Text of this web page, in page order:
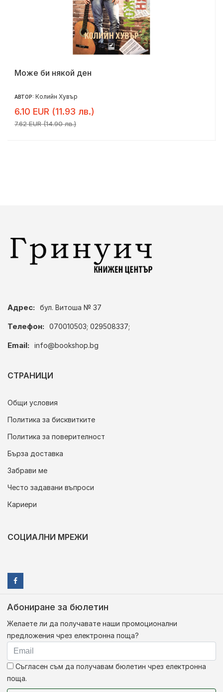
Може би някой ден
АВТОР: Колийн Хувър
6.10 EUR (11.93 лв.)
7.62 EUR (14.90 лв.)
Адрес: бул. Витоша № 37
Телефон: 070010503; 029508337;
Email: info@bookshop.bg
СТРАНИЦИ
Общи условия
Политика за бисквитките
Политика за поверителност
Бърза доставка
Забрави ме
Често задавани въпроси
Кариери
СОЦИАЛНИ МРЕЖИ
Абониране за бюлетин
Желаете ли да получавате наши промоционални
предложения чрез електронна поща?
Съгласен съм да получавам бюлетин чрез електронна
поща.